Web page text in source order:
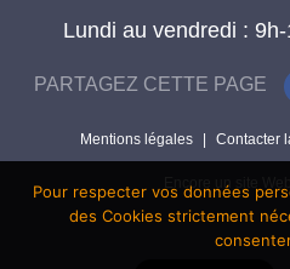
Lundi au vendredi :
PARTAGEZ CETTE PAGE
Mentions légales | Contacter
Encore un site
Pour respecter vos données
des Cookies strictement